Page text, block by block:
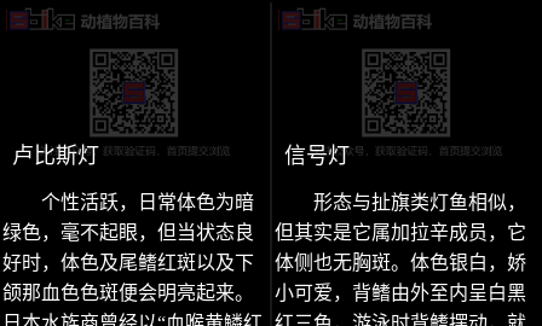
卢比斯灯
个性活跃，日常体色为暗
绿色，毫不起眼，但当状态良
好时，体色及尾鳍红斑以及下
颌那血色色斑便会明亮起来。
信号灯
形态与扯旗类灯鱼相似，
但其实是它属加拉辛成员，它
体侧也无胸斑。体色银白，娇
小可爱，背鳍由外至内呈白黑